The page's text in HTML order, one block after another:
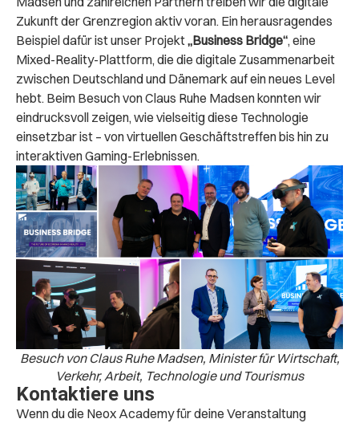
Zukunft der Grenzregion aktiv voran. Ein herausragendes
Beispiel dafür ist unser Projekt„Business Bridge“, eine
Mixed-Reality-Plattform, die die digitale Zusammenarbeit
zwischen Deutschland und Dänemark auf ein neues Level
hebt. Beim Besuch von Claus Ruhe Madsen konnten wir
eindrucksvoll zeigen, wie vielseitig diese Technologie
einsetzbar ist – von virtuellen Geschäftstreffen bis hin zu
interaktiven Gaming-Erlebnissen.
Besuch von Claus Ruhe Madsen, Minister für Wirtschaft,
Verkehr, Arbeit, Technologie und Tourismus
Kontaktiere uns
Wenn du die Neox Academy für deine Veranstaltung